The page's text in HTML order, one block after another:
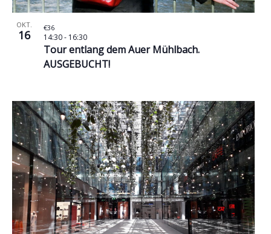
OKT.
16
Tour entlang dem Auer Mühlbach.
AUSGEBUCHT!
14:30- 16:30
€36